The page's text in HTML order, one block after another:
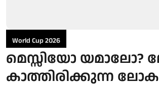
World Cup 2026
മെസ്സിയോ യമാലോ?
കാത്തിരിക്കുന്ന